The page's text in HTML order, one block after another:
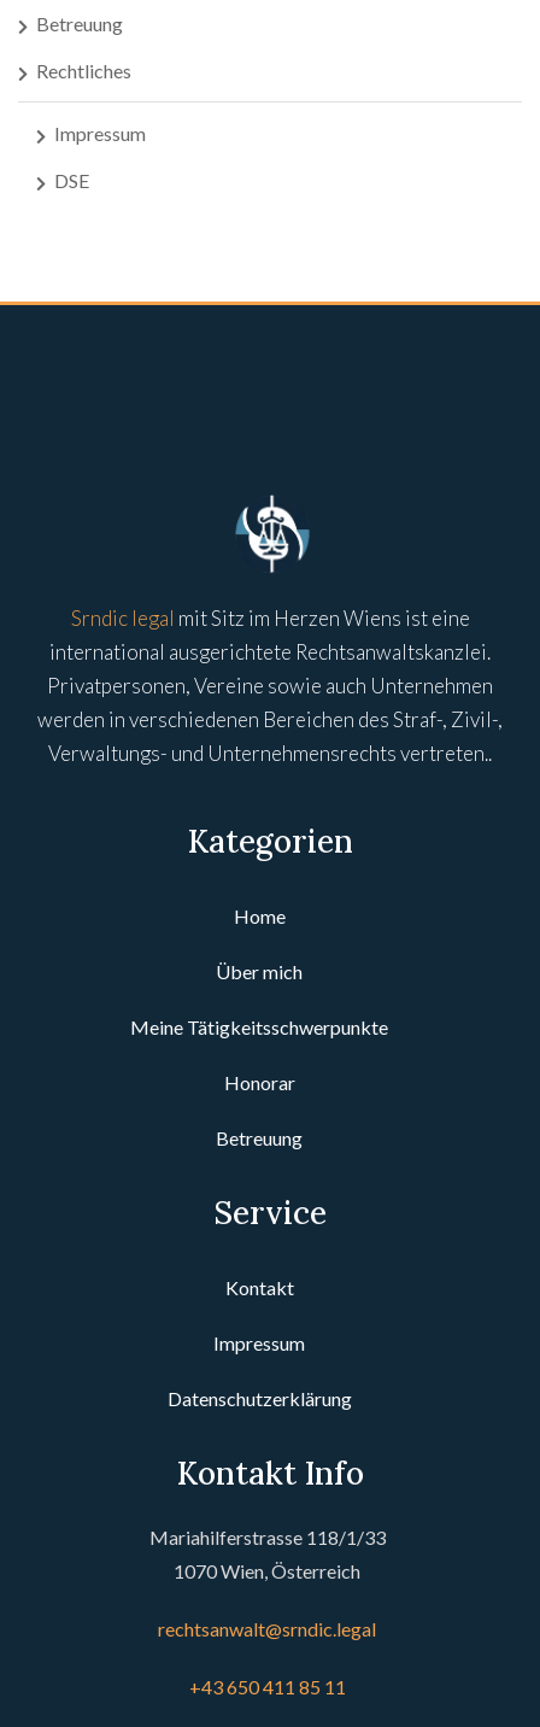
Betreuung
Rechtliches
Impressum
DSE
Srndic legal mit Sitz im Herzen Wiens ist eine
international ausgerichtete Rechtsanwaltskanzlei.
Privatpersonen, Vereine sowie auch Unternehmen
werden in verschiedenen Bereichen des Straf-, Zivil-,
Verwaltungs- und Unternehmensrechts vertreten..
Kategorien
Home
Über mich
Meine Tätigkeitsschwerpunkte
Honorar
Betreuung
Service
Kontakt
Impressum
Datenschutzerklärung
Kontakt Info
Mariahilferstrasse 118/1/33
1070 Wien, Österreich
rechtsanwalt@srndic.legal
+43 650 411 85 11